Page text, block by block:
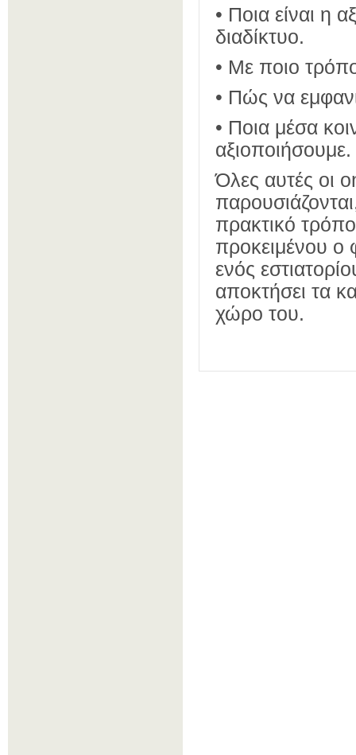
• Ποια είναι η
διαδίκτυο.
• Με ποιο
• Πώς να
• Ποια μέσα
αξιοποιήσουμε.
Όλες αυτές οι
πρακτικό
προκειμένου ο
ενός
αποκτήσει τα
χώρο του.